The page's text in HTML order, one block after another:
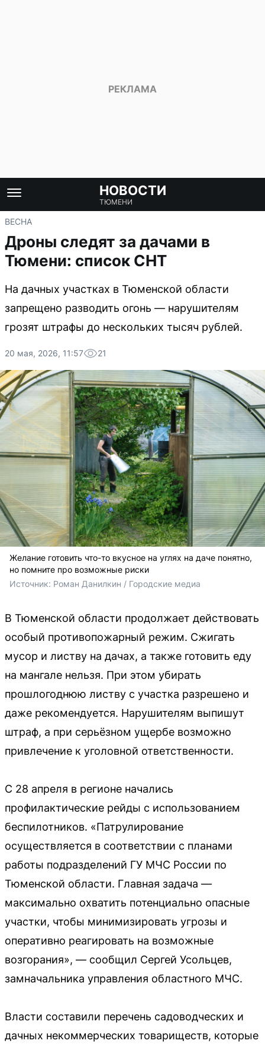
НОВОСТИ
ТЮМЕНИ
ВЕСНА
Дроны следят за дачами в
Тюмени: список СНТ
На дачных участках в Тюменской области
запрещено разводить огонь — нарушителям
грозят штрафы до нескольких тысяч рублей.
20 мая, 2026, 11:57 21
Желание готовить что-то вкусное на углях на даче понятно,
но помните про возможные риски
Источник: Роман Данилкин / Городские медиа
В Тюменской области продолжает действовать
особый противопожарный режим. Сжигать
мусор и листву на дачах, а также готовить еду
на мангале нельзя. При этом убирать
прошлогоднюю листву с участка разрешено и
даже рекомендуется. Нарушителям выпишут
штраф, а при серьёзном ущербе возможно
привлечение к уголовной ответственности.
С 28 апреля в регионе начались
профилактические рейды с использованием
беспилотников. «Патрулирование
осуществляется в соответствии с планами
работы подразделений ГУ МЧС России по
Тюменской области. Главная задача —
максимально охватить потенциально опасные
участки, чтобы минимизировать угрозы и
оперативно реагировать на возможные
возгорания», — сообщил Сергей Усольцев,
замначальника управления областного МЧС.
Власти составили перечень садоводческих и
дачных некоммерческих товариществ, которые